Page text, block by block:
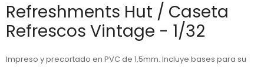
Refreshments Hut / Caseta
Refrescos Vintage - 1/32
Impreso y precortado en PVC de 1.5mm. Incluye bases para su